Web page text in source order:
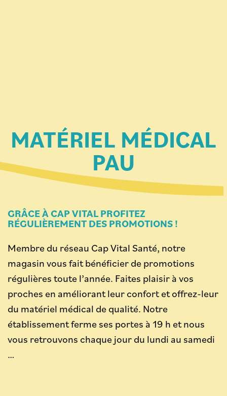
MATÉRIEL MÉDICAL
PAU
GRÂCE À CAP VITAL PROFITEZ
RÉGULIÈREMENT DES PROMOTIONS !
Membre du réseau Cap Vital Santé, notre
magasin vous fait bénéficier de promotions
régulières toute l’année. Faites plaisir à vos
proches en améliorant leur confort et offrez-leur
du matériel médical de qualité. Notre
établissement ferme ses portes à 19 h et nous
vous retrouvons chaque jour du lundi au samedi
…